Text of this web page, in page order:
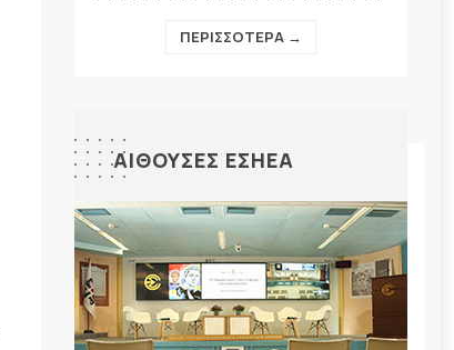
ΠΕΡΙΣΣΟΤΕΡΑ →
ΑΙΘΟΥΣΕΣ ΕΣΗΕΑ